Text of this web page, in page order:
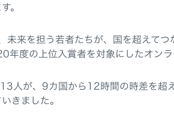
。
来を担う若者たちが、国を超えてつ
年度の上位入賞者を対象にしたオンラ
人が、9カ国から12時間の時差を超
きました。